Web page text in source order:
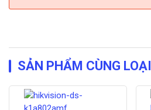
SẢN PHẨM CÙNG LOẠI